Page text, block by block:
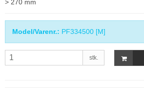
> 270 mm
Model/Varenr.: PF334500 [M]
stk.